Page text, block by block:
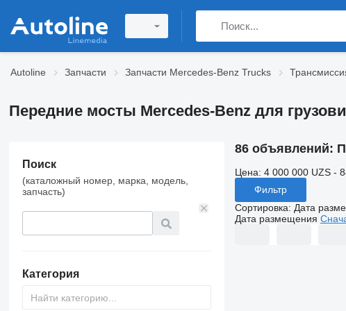
Autoline Запчасти Запчасти Mercedes-Benz Trucks
Передние мосты Mercedes-Benz для
Поиск
(каталожный номер, марка, модель,
запчасть)
Категория
86 объявлений:
Цена: 4 000 000 UZS -
Фильтр
Сортировка: Дата
Дата размещения